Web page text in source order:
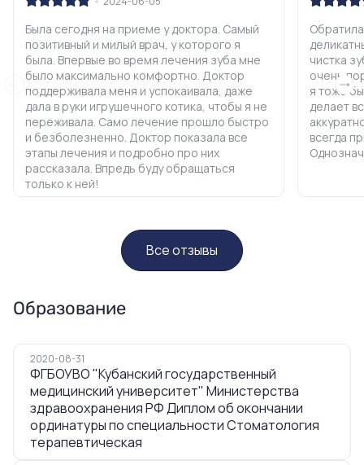
Была сегодня на приеме у доктора. Самый
позитивный и милый врач, у которого я
была. Впервые во время лечения зуба мне
было максимально комфортно. Доктор
поддерживала меня и успокаивала, даже
дала в руки игрушечного котика, чтобы я не
переживала. Само лечение прошло быстро
и безболезненно. Доктор показала все
этапы лечения и подробно про них
рассказала. Впредь буду обращаться
только к ней!
чистка
очень
я тоже
делает
всегда
Все отзывы
Образование
2020-08-31
ФГБОУВО "Кубанский государственный
медицинский университет" Министерства
здравоохранения РФ Диплом об окончании
ординатуры по специальности Стоматология
терапевтическая